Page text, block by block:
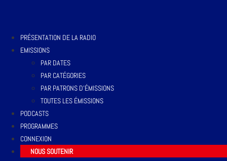
PRÉSENTATION DE LA RADIO
EMISSIONS
PAR DATES
PAR CATÉGORIES
PAR PATRONS D’ÉMISSIONS
TOUTES LES ÉMISSIONS
PODCASTS
PROGRAMMES
CONNEXION
NOUS SOUTENIR